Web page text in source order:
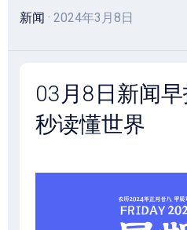
新闻 · 2024年3月8日
03月8日新闻
秒读懂世界